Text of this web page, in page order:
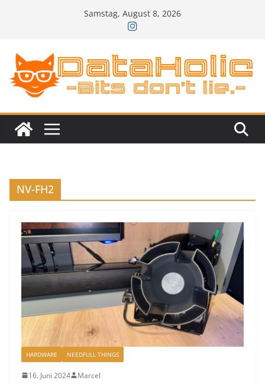
Samstag, August 8, 2026
NV-FH2
HARDWARE NEEDFULL THINGS
16. Juni 2024 Marcel